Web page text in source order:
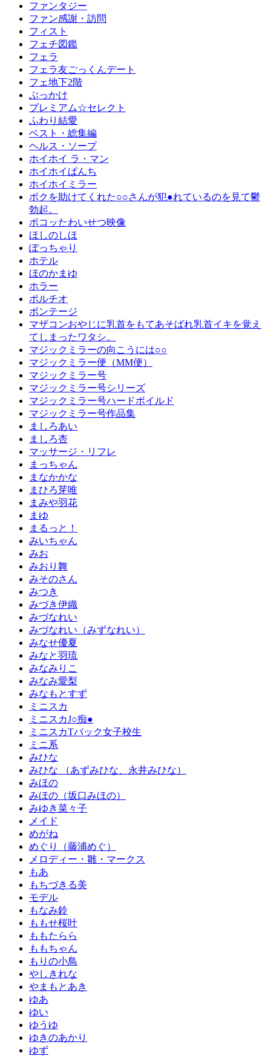
ファンタジー
ファン感謝・訪問
フィスト
フェチ図鑑
フェラ
フェラ友ごっくんデート
フェ地下2階
ぶっかけ
プレミアム☆セレクト
ふわり結愛
ベスト・総集編
ヘルス・ソープ
ホイホイ ラ・マン
ホイホイぱんち
ホイホイミラー
ボクを助けてくれた○○さんが犯●れているのを見て鬱
勃起。
ポコッたわいせつ映像
ほしのしほ
ぽっちゃり
ホテル
ほのかまゆ
ホラー
ポルチオ
ボンテージ
マザコンおやじに乳首をもてあそばれ乳首イキを覚え
てしまったワタシ。
マジックミラーの向こうには○○
マジックミラー便（MM便）
マジックミラー号
マジックミラー号シリーズ
マジックミラー号ハードボイルド
マジックミラー号作品集
ましろあい
ましろ杏
マッサージ・リフレ
まっちゃん
まなかかな
まひろ芽唯
まみや羽花
まゆ
まるっと！
みいちゃん
みお
みおり舞
みそのさん
みつき
みづき伊織
みづなれい
みづなれい（みずなれい）
みなせ優夏
みなと羽琉
みなみりこ
みなみ愛梨
みなもとすず
ミニスカ
ミニスカJ○痴●
ミニスカTバック女子校生
ミニ系
みひな
みひな （あずみひな、永井みひな）
みほの
みほの（坂口みほの）
みゆき菜々子
メイド
めがね
めぐり（藤浦めぐ）
メロディー・雛・マークス
もあ
もちづきる美
モデル
もなみ鈴
ももせ桜叶
ももたらら
ももちゃん
もりの小鳥
やしきれな
やまもとあき
ゆあ
ゆい
ゆうゆ
ゆきのあかり
ゆず